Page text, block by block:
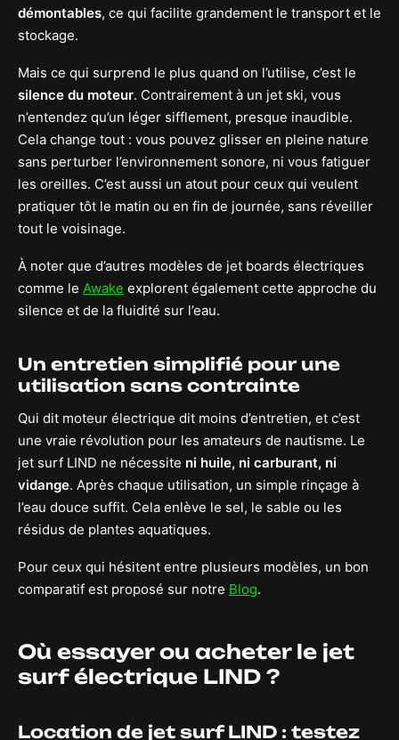
démontables, ce qui facilite grandement le transport et le
stockage.
Mais ce qui surprend le plus quand on l’utilise, c’est le
silence du moteur. Contrairement à un jet ski, vous
n’entendez qu’un léger sifflement, presque inaudible.
Cela change tout : vous pouvez glisser en pleine nature
sans perturber l’environnement sonore, ni vous fatiguer
les oreilles. C’est aussi un atout pour ceux qui veulent
pratiquer tôt le matin ou en fin de journée, sans réveiller
tout le voisinage.
À noter que d’autres modèles de jet boards électriques
comme le Awake explorent également cette approche du
silence et de la fluidité sur l’eau.
Un entretien simplifié pour une
utilisation sans contrainte
Qui dit moteur électrique dit moins d’entretien, et c’est
une vraie révolution pour les amateurs de nautisme. Le
jet surf LIND ne nécessite ni huile, ni carburant, ni
vidange. Après chaque utilisation, un simple rinçage à
l’eau douce suffit. Cela enlève le sel, le sable ou les
résidus de plantes aquatiques.
Pour ceux qui hésitent entre plusieurs modèles, un bon
comparatif est proposé sur notre Blog.
Où essayer ou acheter le jet
surf électrique LIND ?
Location de jet surf LIND : testez